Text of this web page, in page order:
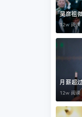
吴彦祖
12w 阅读
月薪超
12w 阅读